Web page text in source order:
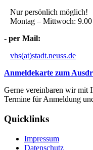
Nur persönlich möglich!
Montag – Mittwoch:
- per Mail:
vhs(at)stadt.neuss.de
Anmeldekarte zum
Gerne vereinbaren wir mit
Termine für Anmeldung
Quicklinks
Impressum
Datenschutz